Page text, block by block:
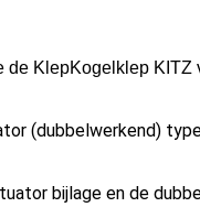
de KlepKogelklep
(dubbelwerkend)
bijlage en de